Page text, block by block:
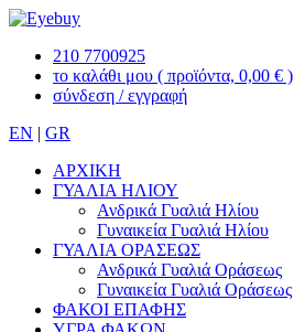
210 7700925
το καλάθι μου ( προϊόντα, 0,00 € )
σύνδεση / εγγραφή
EN | GR
ΑΡΧΙΚΗ
ΓΥΑΛΙΑ ΗΛΙΟΥ
Ανδρικά Γυαλιά Ηλίου
Γυναικεία Γυαλιά Ηλίου
ΓΥΑΛΙΑ ΟΡΑΣΕΩΣ
Ανδρικά Γυαλιά Οράσεως
Γυναικεία Γυαλιά Οράσεως
ΦΑΚΟΙ ΕΠΑΦΗΣ